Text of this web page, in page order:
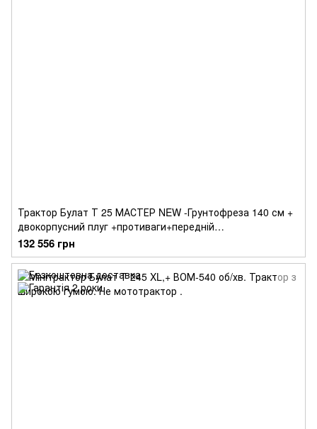
Трактор Булат Т 25 МАСТЕР NEW -Грунтофреза 140 см +
двокорпусний плуг +противаги+передній
гідроциліндр+НАБІР ТО-ШИРОКА ШИНА+ЛЕД ОПТИКА
132 556 грн